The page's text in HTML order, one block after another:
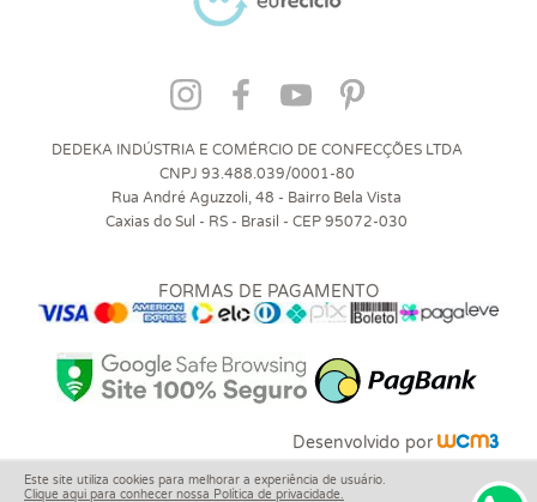
DEDEKA INDÚSTRIA E COMÉRCIO DE CONFECÇÕES LTDA
CNPJ 93.488.039/0001-80
Rua André Aguzzoli, 48 - Bairro Bela Vista
Caxias do Sul - RS - Brasil - CEP 95072-030
FORMAS DE PAGAMENTO
Desenvolvido por
Este site utiliza cookies para melhorar a experiência de usuário.
Clique aqui para conhecer nossa Política de privacidade.